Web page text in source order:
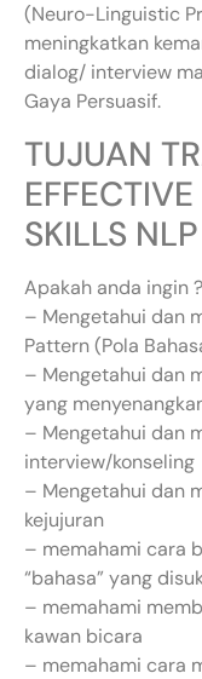
(Neuro-Linguistic
meningkatkan
dialog/ interview
Gaya Persuasif.
TUJUAN
SKILLS
Apakah anda ingin ?
– Mengetahui dan
Pattern (Pola
– Mengetahui dan
yang
– Mengetahui dan
interview/konseling
– Mengetahui dan
kejujuran
– memahami cara
“bahasa” yang
– memahami
kawan bicara
– memahami cara